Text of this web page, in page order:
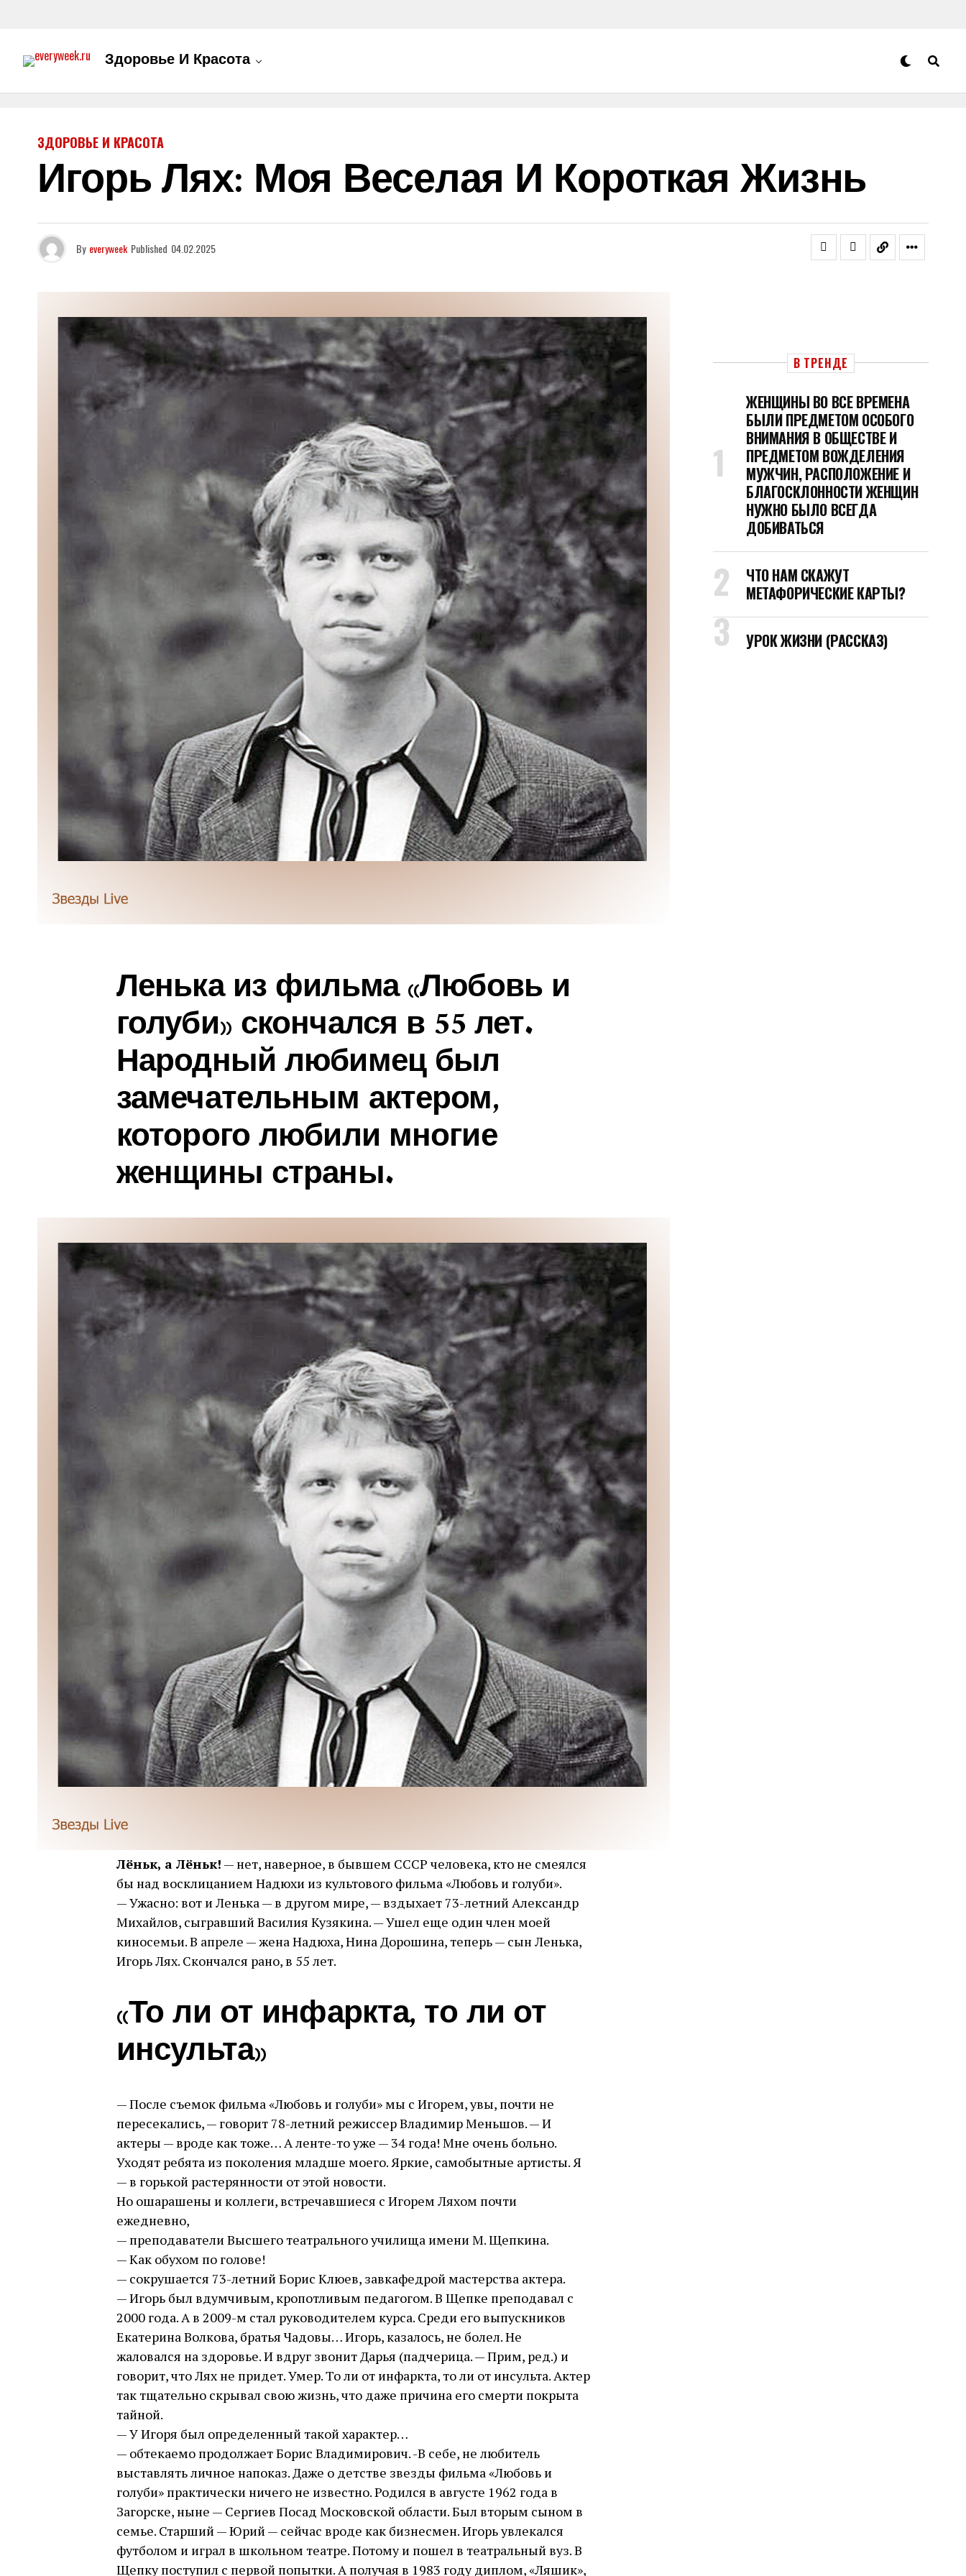
Здоровье И Красота
ЗДОРОВЬЕ И КРАСОТА
Игорь Лях: Моя Веселая И Короткая Жизнь
By everyweek Published 04.02.2025
Ленька из фильма «Любовь и
голуби» скончался в 55 лет.
Народный любимец был
замечательным актером,
которого любили многие
женщины страны.
Лёньк, а Лёньк! — нет, наверное, в бывшем СССР человека, кто не смеялся
бы над восклицанием Надюхи из культового фильма «Любовь и голуби».
— Ужасно: вот и Ленька — в другом мире, — вздыхает 73-летний Александр
Михайлов, сыгравший Василия Кузякина. — Ушел еще один член моей
киносемьи. В апреле — жена Надюха, Нина Дорошина, теперь — сын Ленька,
Игорь Лях. Скончался рано, в 55 лет.
«То ли от инфаркта, то ли от
инсульта»
— После съемок фильма «Любовь и голуби» мы с Игорем, увы, почти не
пересекались, — говорит 78-летний режиссер Владимир Меньшов. — И
актеры — вроде как тоже… А ленте-то уже — 34 года! Мне очень больно.
Уходят ребята из поколения младше моего. Яркие, самобытные артисты. Я
— в горькой растерянности от этой новости.
Но ошарашены и коллеги, встречавшиеся с Игорем Ляхом почти
ежедневно,
— преподаватели Высшего театрального училища имени М. Щепкина.
— Как обухом по голове!
— сокрушается 73-летний Борис Клюев, завкафедрой мастерства актера.
— Игорь был вдумчивым, кропотливым педагогом. В Щепке преподавал с
2000 года. А в 2009-м стал руководителем курса. Среди его выпускников
Екатерина Волкова, братья Чадовы… Игорь, казалось, не болел. Не
жаловался на здоровье. И вдруг звонит Дарья (падчерица. — Прим, ред.) и
говорит, что Лях не придет. Умер. То ли от инфаркта, то ли от инсульта. Актер
так тщательно скрывал свою жизнь, что даже причина его смерти покрыта
тайной.
— У Игоря был определенный такой характер…
— обтекаемо продолжает Борис Владимирович. -В себе, не любитель
выставлять личное напоказ. Даже о детстве звезды фильма «Любовь и
голуби» практически ничего не известно. Родился в августе 1962 года в
Загорске, ныне — Сергиев Посад Московской области. Был вторым сыном в
семье. Старший — Юрий — сейчас вроде как бизнесмен. Игорь увлекался
футболом и играл в школьном театре. Потому и пошел в театральный вуз. В
Щепку поступил с первой попытки. А получая в 1983 году диплом, «Ляшик»,
В ТРЕНДЕ
ЖЕНЩИНЫ ВО ВСЕ ВРЕМЕНА
БЫЛИ ПРЕДМЕТОМ ОСОБОГО
ВНИМАНИЯ В ОБЩЕСТВЕ И
ПРЕДМЕТОМ ВОЖДЕЛЕНИЯ
МУЖЧИН, РАСПОЛОЖЕНИЕ И
БЛАГОСКЛОННОСТИ ЖЕНЩИН
НУЖНО БЫЛО ВСЕГДА
ДОБИВАТЬСЯ
ЧТО НАМ СКАЖУТ
МЕТАФОРИЧЕСКИЕ КАРТЫ?
УРОК ЖИЗНИ (РАССКАЗ)